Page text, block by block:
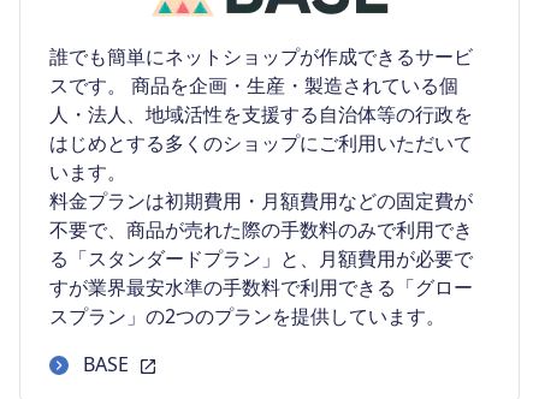
誰でも簡単にネットショップが作成できるサービ
スです。 商品を企画・生産・製造されている個
人・法人、地域活性を支援する自治体等の行政を
はじめとする多くのショップにご利用いただいて
います。
料金プランは初期費用・月額費用などの固定費が
不要で、商品が売れた際の手数料のみで利用でき
る「スタンダードプラン」と、月額費用が必要で
すが業界最安水準の手数料で利用できる「グロー
スプラン」の2つのプランを提供しています。
BASE